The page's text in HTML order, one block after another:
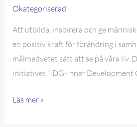
Okategoriserad
Att utbilda, inspirera och ge
en positiv kraft för förändring i
målmedvetet sätt att se på våra liv.
initiativet ”IDG-Inner Development
IDG
Läs mer »